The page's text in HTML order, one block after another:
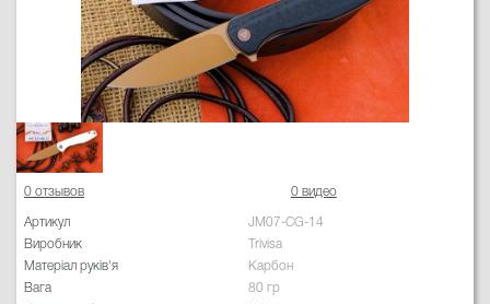
0 отзывов 0 видео
Артикул
JM07-CG-14
Виробник
Trivisa
Матеріал руків'я
Карбон
Вага
80 гр